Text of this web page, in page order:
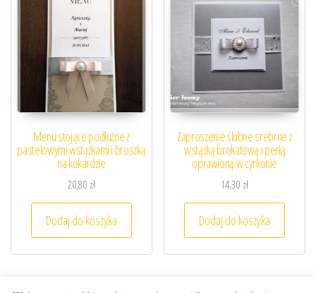
Menu stojące podłużne z
pastelowymi wstążkami i broszką
na kokardzie
20,80 zł
Dodaj do koszyka
Zaproszenie ślubne srebrne z
wstążką brokatową i perłą
oprawioną w cyrkonie
14,30 zł
Dodaj do koszyka